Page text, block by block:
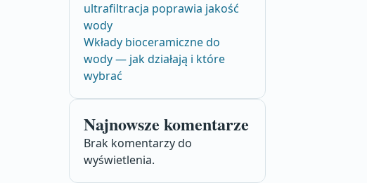
ultrafiltracja poprawia jakość
wody
Wkłady bioceramiczne do
wody — jak działają i które
wybrać
Najnowsze komentarze
Brak komentarzy do
wyświetlenia.